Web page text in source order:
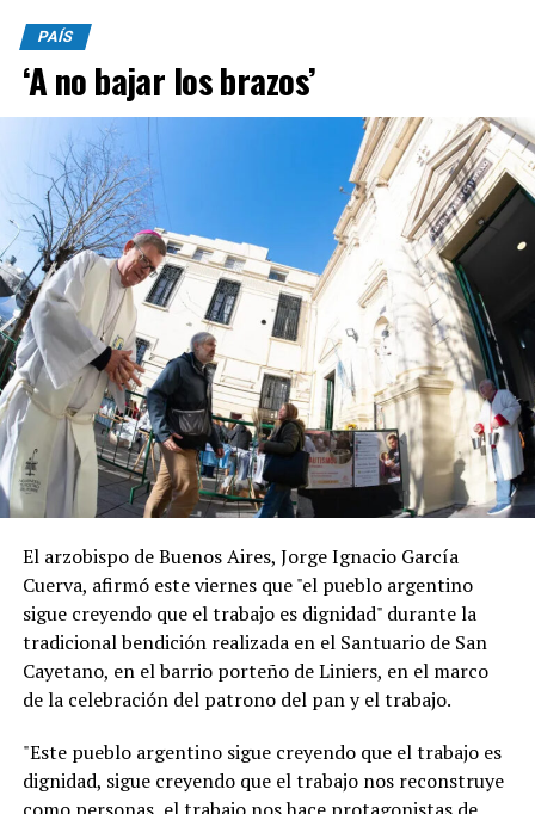
PAÍS
‘A no bajar los brazos’
El arzobispo de Buenos Aires, Jorge Ignacio García
Cuerva, afirmó este viernes que "el pueblo argentino
sigue creyendo que el trabajo es dignidad" durante la
tradicional bendición realizada en el Santuario de San
Cayetano, en el barrio porteño de Liniers, en el marco
de la celebración del patrono del pan y el trabajo.
"Este pueblo argentino sigue creyendo que el trabajo es
dignidad, sigue creyendo que el trabajo nos reconstruye